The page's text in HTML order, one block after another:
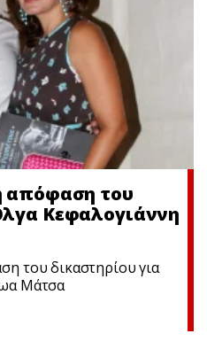
απόφαση του
Κεφαλογιάννη
του δικαστηρίου για
Μάτσα